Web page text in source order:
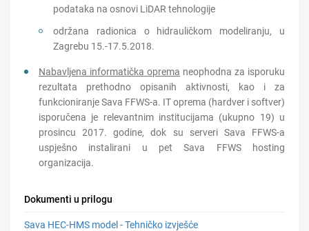
podataka na osnovi LiDAR tehnologije
održana radionica o hidrauličkom modeliranju, u
Zagrebu 15.-17.5.2018.
Nabavljena informatička oprema neophodna za isporuku
rezultata prethodno opisanih aktivnosti, kao i za
funkcioniranje Sava FFWS-a. IT oprema (hardver i softver)
isporučena je relevantnim institucijama (ukupno 19) u
prosincu 2017. godine, dok su serveri Sava FFWS-a
uspješno instalirani u pet Sava FFWS hosting
organizacija.
Dokumenti u prilogu
Sava HEC-HMS model - Tehničko izvješće